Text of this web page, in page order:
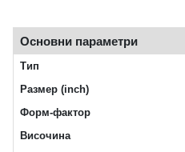
Основни параметри
Тип
Размер (inch)
Форм-фактор
Височина